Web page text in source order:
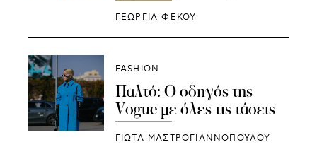
ΓΕΩΡΓΙΑ ΦΕΚΟΥ
FASHION
Παλτό: Ο οδηγός της
Vogue με όλες τις τάσεις
ΓΙΩΤΑ ΜΑΣΤΡΟΓΙΑΝΝΟΠΟΥΛΟΥ